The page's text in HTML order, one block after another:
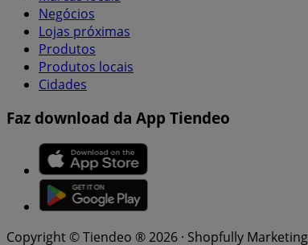
Negócios
Lojas próximas
Produtos
Produtos locais
Cidades
Faz download da App Tiendeo
Copyright © Tiendeo ® 2026 · Shopfully